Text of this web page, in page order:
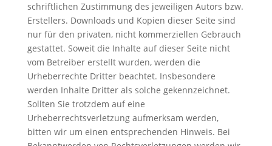
schriftlichen Zustimmung des jeweiligen Autors bzw.
Erstellers. Downloads und Kopien dieser Seite sind
nur für den privaten, nicht kommerziellen Gebrauch
gestattet. Soweit die Inhalte auf dieser Seite nicht
vom Betreiber erstellt wurden, werden die
Urheberrechte Dritter beachtet. Insbesondere
werden Inhalte Dritter als solche gekennzeichnet.
Sollten Sie trotzdem auf eine
Urheberrechtsverletzung aufmerksam werden,
bitten wir um einen entsprechenden Hinweis. Bei